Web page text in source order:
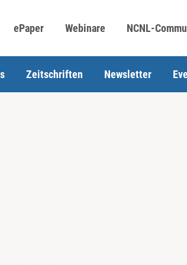
ePaper Webinare NCNL-
Zeitschriften Newsletter